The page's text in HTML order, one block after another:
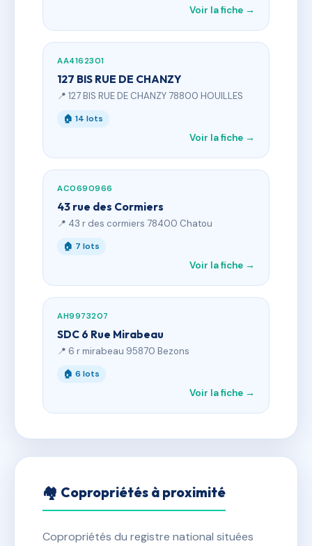
Voir la fiche →
AA4162301
127 BIS RUE DE CHANZY
📍 127 BIS RUE DE CHANZY 78800 HOUILLES
🏠 14 lots
Voir la fiche →
AC0690966
43 rue des Cormiers
📍 43 r des cormiers 78400 Chatou
🏠 7 lots
Voir la fiche →
AH9973207
SDC 6 Rue Mirabeau
📍 6 r mirabeau 95870 Bezons
🏠 6 lots
Voir la fiche →
🏘 Copropriétés à proximité
Copropriétés du registre national situées